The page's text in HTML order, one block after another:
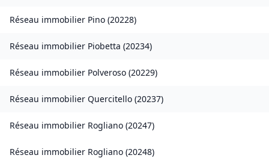
Réseau immobilier Pino (20228)
Réseau immobilier Piobetta (20234)
Réseau immobilier Polveroso (20229)
Réseau immobilier Quercitello (20237)
Réseau immobilier Rogliano (20247)
Réseau immobilier Rogliano (20248)